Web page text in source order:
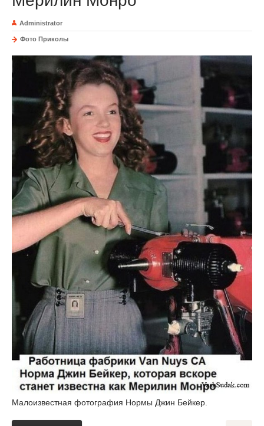
Administrator
Фото Приколы
Малоизвестная фотография Нормы Джин Бейкер.